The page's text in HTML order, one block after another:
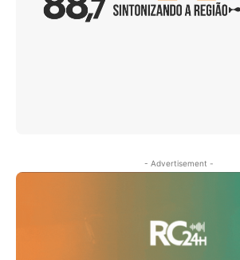
- Advertisement -